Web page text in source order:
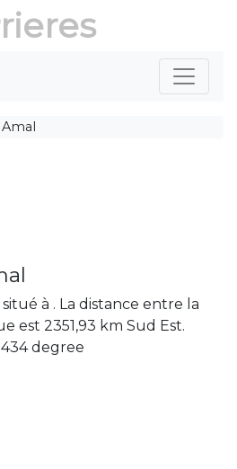
à . La distance entre la
est 2351,93 km Sud Est.
degree